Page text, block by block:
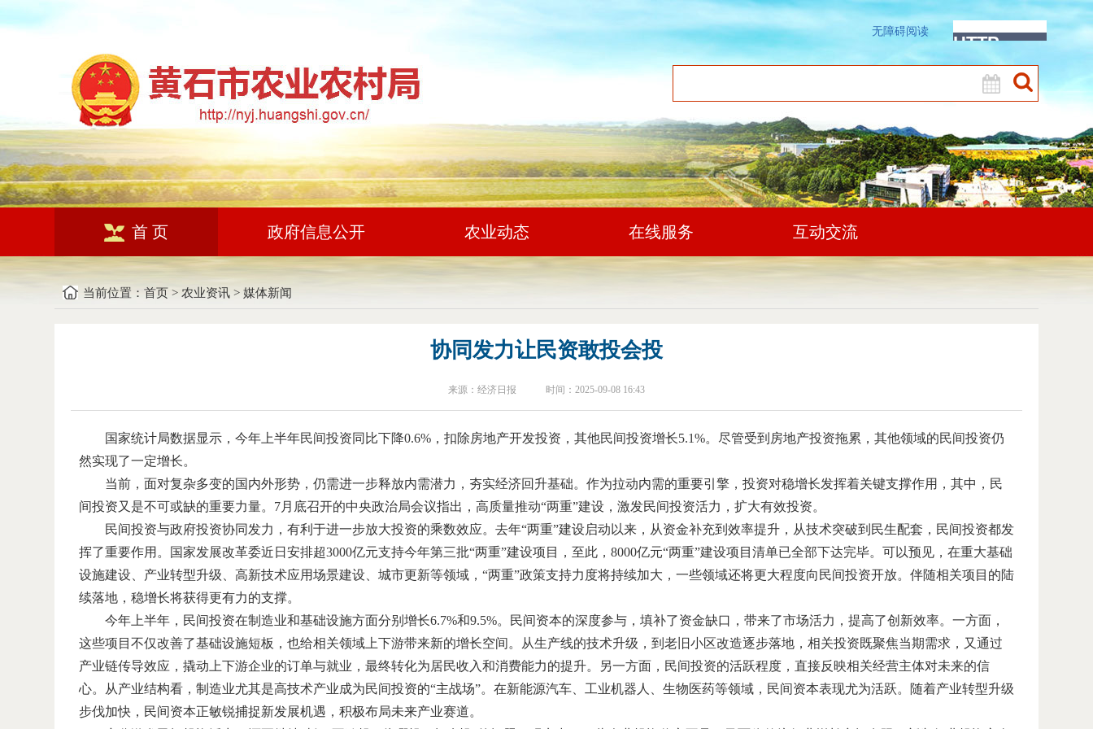
无障碍阅读
首 页 政府信息公开 农业动态 在线服务 互动交流
当前位置： 首页 > 农业资讯 > 媒体新闻
协同发力让民资敢投会投
来源：经济日报 时间：2025-09-08 16:43
国家统计局数据显示，今年上半年民间投资同比下降0.6%，扣除房地产开发投资，其他民间投资增长5.1%。尽管受到房地产投资拖累，其他领域的民间投资仍
然实现了一定增长。
当前，面对复杂多变的国内外形势，仍需进一步释放内需潜力，夯实经济回升基础。作为拉动内需的重要引擎，投资对稳增长发挥着关键支撑作用，其中，民
间投资又是不可或缺的重要力量。7月底召开的中央政治局会议指出，高质量推动“两重”建设，激发民间投资活力，扩大有效投资。
民间投资与政府投资协同发力，有利于进一步放大投资的乘数效应。去年“两重”建设启动以来，从资金补充到效率提升，从技术突破到民生配套，民间投资都发
挥了重要作用。国家发展改革委近日安排超3000亿元支持今年第三批“两重”建设项目，至此，8000亿元“两重”建设项目清单已全部下达完毕。可以预见，在重大基础
设施建设、产业转型升级、高新技术应用场景建设、城市更新等领域，“两重”政策支持力度将持续加大，一些领域还将更大程度向民间投资开放。伴随相关项目的陆
续落地，稳增长将获得更有力的支撑。
今年上半年，民间投资在制造业和基础设施方面分别增长6.7%和9.5%。民间资本的深度参与，填补了资金缺口，带来了市场活力，提高了创新效率。一方面，
这些项目不仅改善了基础设施短板，也给相关领域上下游带来新的增长空间。从生产线的技术升级，到老旧小区改造逐步落地，相关投资既聚焦当期需求，又通过
产业链传导效应，撬动上下游企业的订单与就业，最终转化为居民收入和消费能力的提升。另一方面，民间投资的活跃程度，直接反映相关经营主体对未来的信
心。从产业结构看，制造业尤其是高技术产业成为民间投资的“主战场”。在新能源汽车、工业机器人、生物医药等领域，民间资本表现尤为活跃。随着产业转型升级
步伐加快，民间资本正敏锐捕捉新发展机遇，积极布局未来产业赛道。